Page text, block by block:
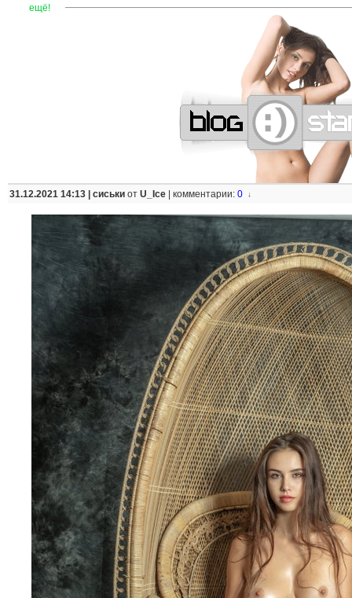
ещё! ——————————————————————
31.12.2021 14:13 | сиськи от U_Ice комментарии: 0 ↓